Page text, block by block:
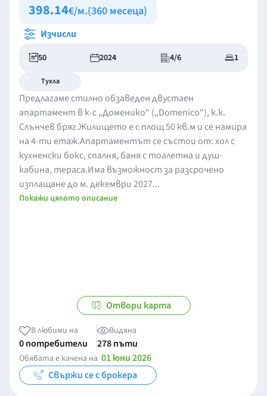
398.14€/м.(360 месеца)
Изчисли
50 2024 4/6 1
Тухла
Предлагаме стилно обзаведен двустаен
апартамент в к-с „Доменико“ („Domenico“), к.к.
Слънчев бряг.Жилището е с площ 50 кв.м и се намира
на 4-ти етаж.Апартаментът се състои от: хол с
кухненски бокс, спалня, баня с тоалетна и душ-
кабина, тераса.Има възможност за разсрочено
изплащане до м. декември 2027...
Покажи цялото описание
Отвори карта
В любими на
0 потребители
Видяна
278 пъти
Обявата е качена на 01 юни 2026
Свържи се с брокера